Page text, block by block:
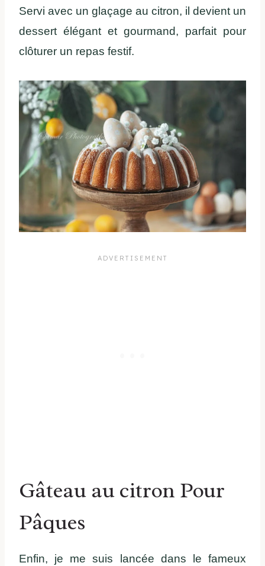
Servi avec un glaçage au citron, il devient un
dessert élégant et gourmand, parfait pour
clôturer un repas festif.
Gâteau au citron Pour
Pâques
Enfin, je me suis lancée dans le fameux